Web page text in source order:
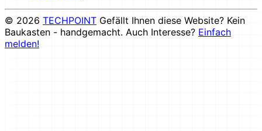
© 2026 TECHPOINT Gefällt Ihnen diese Website? Kein
Baukasten - handgemacht. Auch Interesse? Einfach
melden!